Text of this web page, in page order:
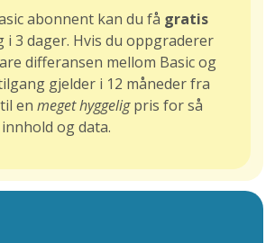
abonnent kan du få gratis
i 3 dager. Hvis du oppgraderer
differansen mellom Basic og
gjelder i 12 måneder fra
en meget hyggeligpris for så
og data.